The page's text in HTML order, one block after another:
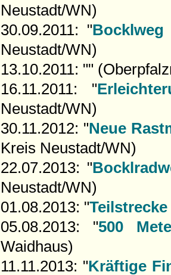
Neustadt/WN)
30.09.2011: "
Neustadt/WN)
13.10.2011: ""
16.11.2011: "
Neustadt/WN)
30.11.2012: "Neue
Kreis Neustadt/WN)
22.07.2013: "
Neustadt/WN)
01.08.2013: "
05.08.2013: "500
Waidhaus)
11.11.2013: "Kräftige